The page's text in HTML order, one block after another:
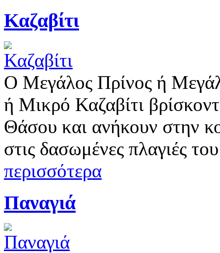
Καζαβίτι
Ο Μεγάλος Πρίνος ή
ή Μικρό Καζαβίτι
Θάσου και ανήκουν στην
στις δασωμένες πλαγιές
περισσότερα
Παναγιά